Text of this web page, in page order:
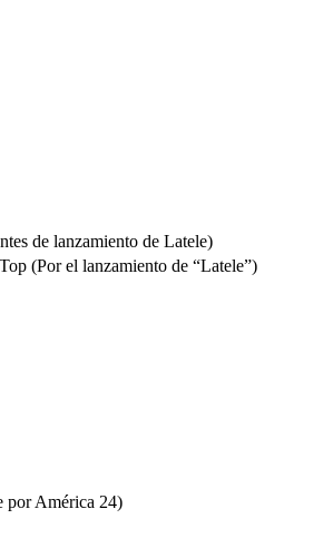
de lanzamiento de Latele)
(Por el lanzamiento de “Latele”)
por América 24)